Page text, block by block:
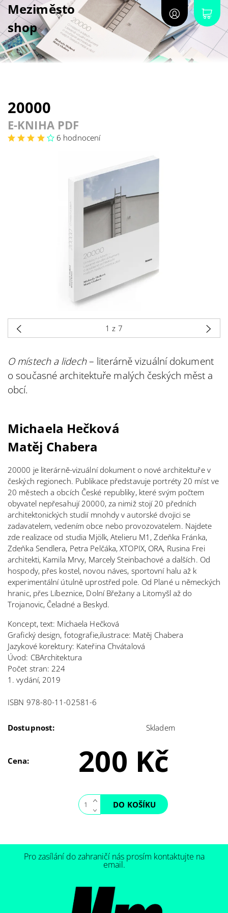
Meziměsto
shop
20000
E-KNIHA PDF
6 hodnocení
O místech a lidech– literárně vizuální dokument
o současné architektuře malých českých měst a
obcí.
Michaela Hečková
Matěj Chabera
20000 je literárně-vizuální dokument o nové architektuře v
českých regionech. Publikace představuje portréty 20 míst ve
20 městech a obcích České republiky, které svým počtem
obyvatel nepřesahují 20000, za nimiž stojí 20 předních
architektonických studií mnohdy v autorské dvojici se
zadavatelem, vedením obce nebo provozovatelem. Najdete
zde realizace od studia Mjölk, Atelieru M1, Zdeňka Fránka,
Zdeňka Sendlera, Petra Pelčáka, XTOPIX, ORA, Rusina Frei
architekti, Kamila Mrvy, Marcely Steinbachové a dalších. Od
hospody, přes kostel, novou náves, sportovní halu až k
experimentální útulně uprostřed pole. Od Plané u německých
hranic, přes Líbeznice, Dolní Břežany a Litomyšl až do
Trojanovic, Čeladné a Beskyd.
Koncept, text: Michaela Hečková
Grafický design, fotografie,ilustrace: Matěj Chabera
Jazykové korektury: Kateřina Chvátalová
Úvod: CBArchitektura
Počet stran: 224
1. vydání, 2019
ISBN 978-80-11-02581-6
Dostupnost: Skladem
Cena: 200 Kč
1 z 7
Pro zasílání do zahraničí nás prosím kontaktujte na
email.